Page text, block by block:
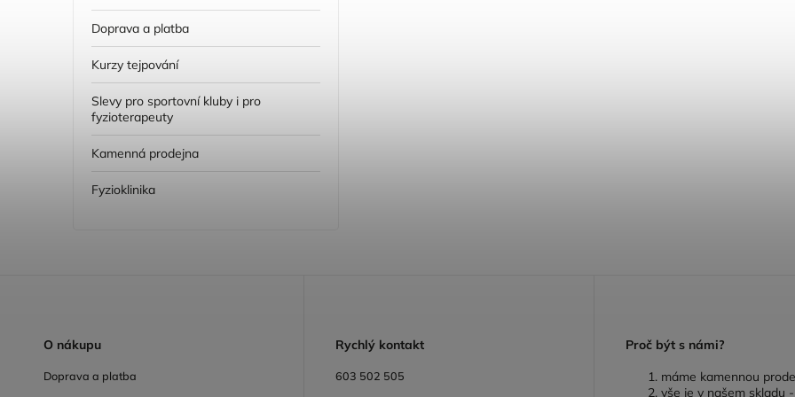
Doprava a platba
Kurzy tejpování
Slevy pro sportovní kluby i pro
fyzioterapeuty
Kamenná prodejna
Fyzioklinika
O nákupu
Doprava a platba
Rychlý kontakt
603 502 505
Proč být s námi?
máme kamennou
vše je v našem skladu